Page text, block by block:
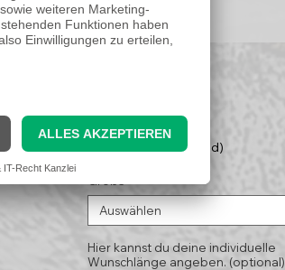
11,95 €Preis
(Kostenloser Versand)
Auswählen
Hier kannst du deine individuelle
Wunschlänge angeben. (optional)